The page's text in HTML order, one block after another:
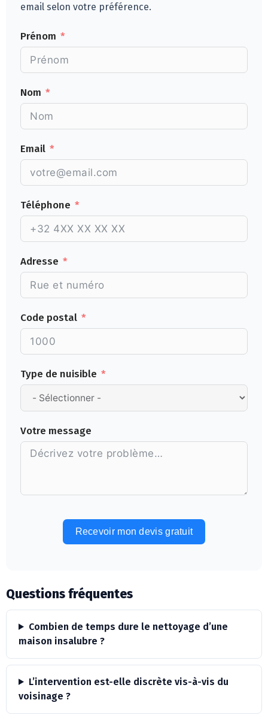
email selon votre préférence.
Prénom
Nom
Email
Téléphone
Adresse
Code postal
Type de nuisible
Votre message
Recevoir mon devis gratuit
Questions fréquentes
Combien de temps dure le nettoyage d’une
maison insalubre ?
L’intervention est-elle discrète vis-à-vis du
voisinage ?